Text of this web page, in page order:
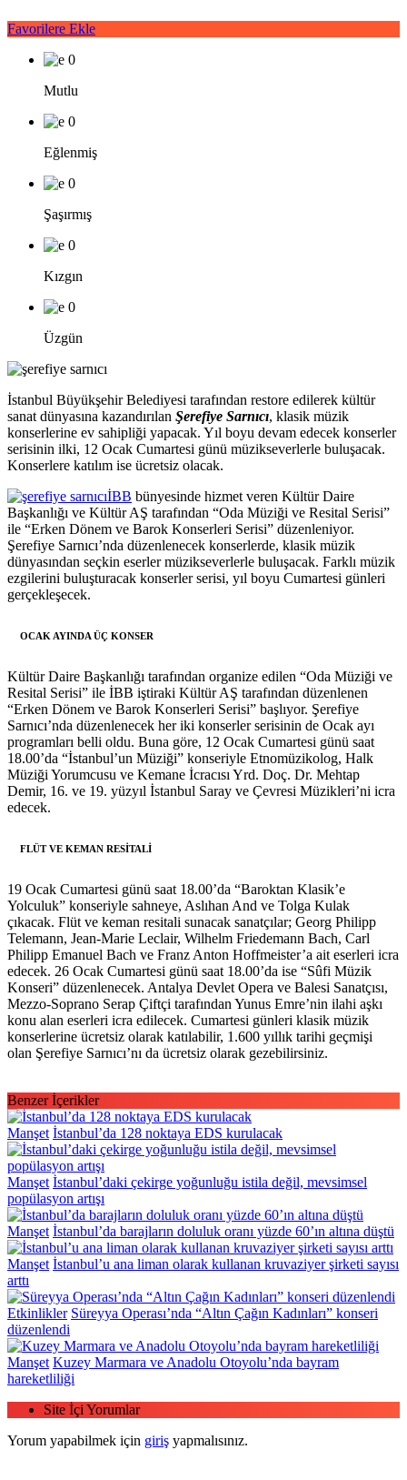
Favorilere Ekle
0
Mutlu
0
Eğlenmiş
0
Şaşırmış
0
Kızgın
0
Üzgün
İstanbul Büyükşehir Belediyesi tarafından restore edilerek kültür
sanat dünyasına kazandırılan Şerefiye Sarnıcı, klasik müzik
konserlerine ev sahipliği yapacak. Yıl boyu devam edecek konserler
serisinin ilki, 12 Ocak Cumartesi günü müzikseverlerle buluşacak.
Konserlere katılım ise ücretsiz olacak.
İBB bünyesinde hizmet veren Kültür Daire
Başkanlığı ve Kültür AŞ tarafından “Oda Müziği ve Resital Serisi”
ile “Erken Dönem ve Barok Konserleri Serisi” düzenleniyor.
Şerefiye Sarnıcı’nda düzenlenecek konserlerde, klasik müzik
dünyasından seçkin eserler müzikseverlerle buluşacak. Farklı müzik
ezgilerini buluşturacak konserler serisi, yıl boyu Cumartesi günleri
gerçekleşecek.
OCAK AYINDA ÜÇ KONSER
Kültür Daire Başkanlığı tarafından organize edilen “Oda Müziği ve
Resital Serisi” ile İBB iştiraki Kültür AŞ tarafından düzenlenen
“Erken Dönem ve Barok Konserleri Serisi” başlıyor. Şerefiye
Sarnıcı’nda düzenlenecek her iki konserler serisinin de Ocak ayı
programları belli oldu. Buna göre, 12 Ocak Cumartesi günü saat
18.00’da “İstanbul’un Müziği” konseriyle Etnomüzikolog, Halk
Müziği Yorumcusu ve Kemane İcracısı Yrd. Doç. Dr. Mehtap
Demir, 16. ve 19. yüzyıl İstanbul Saray ve Çevresi Müzikleri’ni icra
edecek.
FLÜT VE KEMAN RESİTALİ
19 Ocak Cumartesi günü saat 18.00’da “Baroktan Klasik’e
Yolculuk” konseriyle sahneye, Aslıhan And ve Tolga Kulak
çıkacak. Flüt ve keman resitali sunacak sanatçılar; Georg Philipp
Telemann, Jean-Marie Leclair, Wilhelm Friedemann Bach, Carl
Philipp Emanuel Bach ve Franz Anton Hoffmeister’a ait eserleri icra
edecek. 26 Ocak Cumartesi günü saat 18.00’da ise “Sûfi Müzik
Konseri” düzenlenecek. Antalya Devlet Opera ve Balesi Sanatçısı,
Mezzo-Soprano Serap Çiftçi tarafından Yunus Emre’nin ilahi aşkı
konu alan eserleri icra edilecek. Cumartesi günleri klasik müzik
konserlerine ücretsiz olarak katılabilir, 1.600 yıllık tarihi geçmişi
olan Şerefiye Sarnıcı’nı da ücretsiz olarak gezebilirsiniz.
Benzer İçerikler
Manşet İstanbul’da 128 noktaya EDS kurulacak
Manşet İstanbul’daki çekirge yoğunluğu istila değil, mevsimsel
popülasyon artışı
Manşet İstanbul’da barajların doluluk oranı yüzde 60’ın altına düştü
Manşet İstanbul’u ana liman olarak kullanan kruvaziyer şirketi sayısı
arttı
Etkinlikler Süreyya Operası’nda “Altın Çağın Kadınları” konseri
düzenlendi
Manşet Kuzey Marmara ve Anadolu Otoyolu’nda bayram
hareketliliği
Site İçi Yorumlar
Yorum yapabilmek için giriş yapmalısınız.